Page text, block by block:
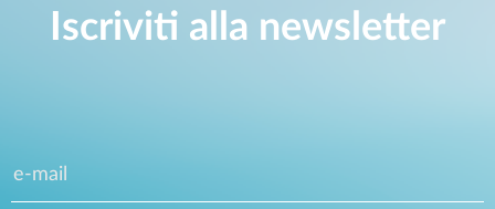
Iscriviti alla newsletter